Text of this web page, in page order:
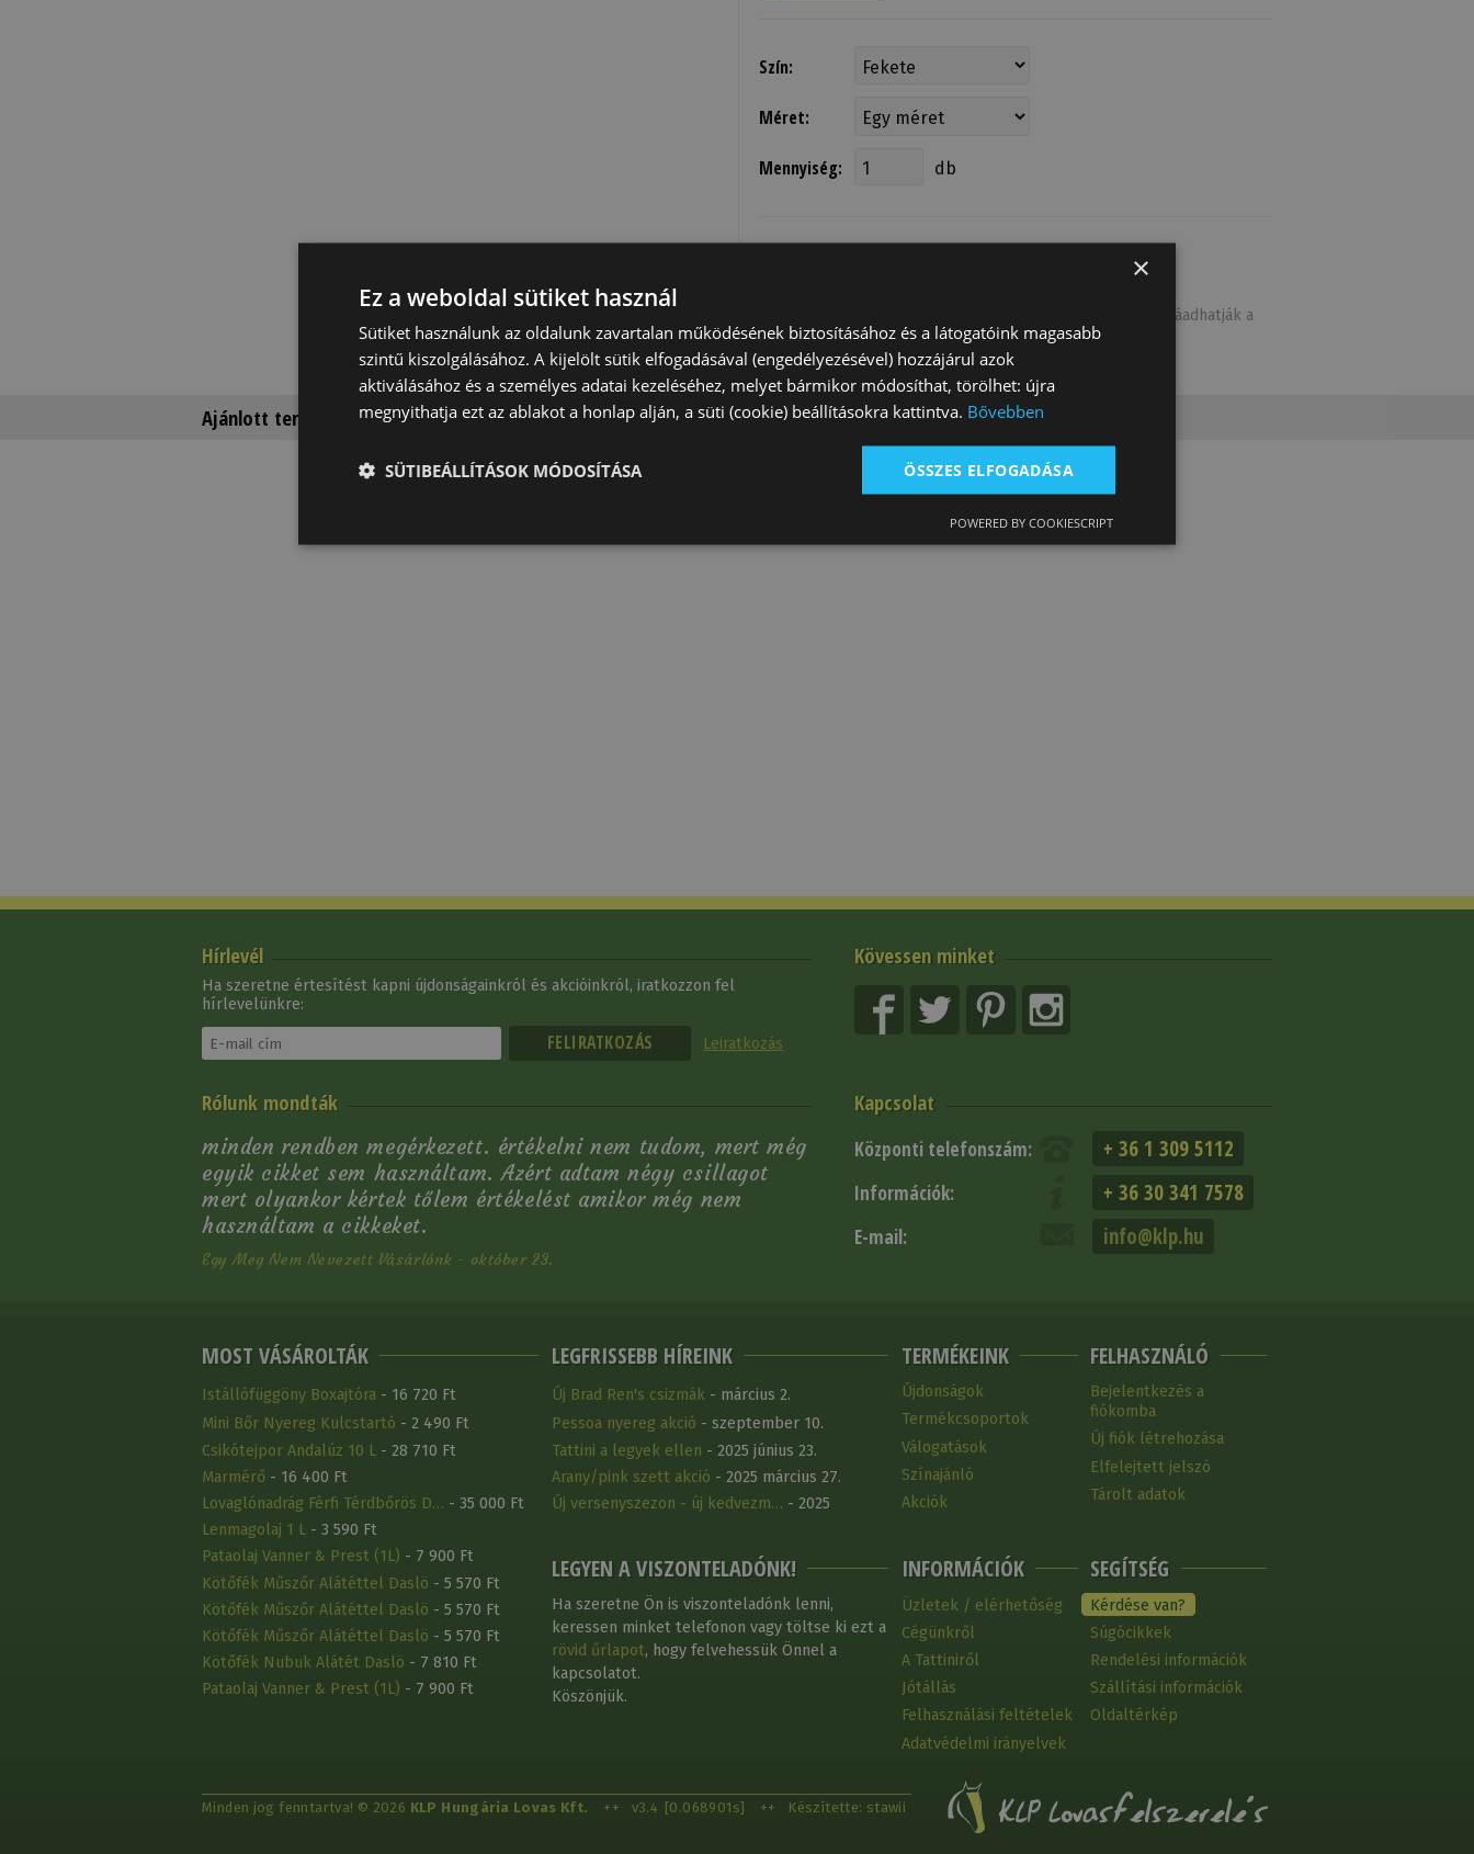
Szín:
Méret:
Mennyiség: db
Bejelentkezett felhasználóink kívánság listájukhoz is hozzáadhatják a
terméket.
Ajánlott termékek
Kövessen minket
Hírlevél
Ha szeretne értesítést kapni újdonságainkról és akcióinkról, iratkozzon fel
hírlevelünkre:
Leiratkozás
Kapcsolat
Központi telefonszám: + 36 1 309 5112
Információk: + 36 30 341 7578
E-mail: info@klp.hu
Rólunk mondták
minden rendben megérkezett. értékelni nem tudom, mert még
egyik cikket sem használtam. Azért adtam négy csillagot
mert olyankor kértek tőlem értékelést amikor még nem
használtam a cikkeket.
Egy Meg Nem Nevezett Vásárlónk - október 23.
MOST VÁSÁROLTÁK
Istállófüggöny Boxajtóra - 16 720 Ft
Mini Bőr Nyereg Kulcstartó - 2 490 Ft
Csikótejpor Andalúz 10 L - 28 710 Ft
Marmérő - 16 400 Ft
Lovaglónadrág Férfi Térdbőrös D… - 35 000 Ft
Lenmagolaj 1 L - 3 590 Ft
Pataolaj Vanner & Prest (1L) - 7 900 Ft
Kötőfék Műszőr Alátéttel Daslö - 5 570 Ft
Kötőfék Műszőr Alátéttel Daslö - 5 570 Ft
Kötőfék Műszőr Alátéttel Daslö - 5 570 Ft
Kötőfék Nubuk Alátét Daslö - 7 810 Ft
Pataolaj Vanner & Prest (1L) - 7 900 Ft
LEGFRISSEBB HÍREINK
Új Brad Ren's csizmák- március 2.
Pessoa nyereg akció - szeptember 10.
Tattini a legyek ellen - 2025 június 23.
Arany/pink szett akció - 2025 március 27.
Új versenyszezon - új kedvezm… - 2025
LEGYEN A VISZONTELADÓNK!
Ha szeretne Ön is viszonteladónk lenni,
keressen minket telefonon vagy töltse ki ezt a
rövid űrlapot, hogy felvehessük Önnel a
kapcsolatot.
Köszönjük.
TERMÉKEINK
Újdonságok
Termékcsoportok
Válogatások
Színajánló
Akciók
INFORMÁCIÓK
Üzletek / elérhetőség
Cégünkről
A Tattiniről
Jótállás
Felhasználási feltételek
Adatvédelmi irányelvek
FELHASZNÁLÓ
Bejelentkezés a
fiókomba
Új fiók létrehozása
Elfelejtett jelszó
Tárolt adatok
SEGÍTSÉG
Kérdése van?
Súgócikkek
Rendelési információk
Szállítási információk
Oldaltérkép
Minden jog fenntartva! © 2026 KLP Hungária Lovas Kft. ++ v3.4 [0.068901s] ++ Készítette: stawii
×
Ez a weboldal sütiket használ
Sütiket használunk az oldalunk zavartalan működésének biztosításához és a látogatóink magasabb
szintű kiszolgálásához. A kijelölt sütik elfogadásával (engedélyezésével) hozzájárul azok
aktiválásához és a személyes adatai kezeléséhez, melyet bármikor módosíthat, törölhet: újra
megnyithatja ezt az ablakot a honlap alján, a süti (cookie) beállításokra kattintva. Bővebben
ÖSSZES ELFOGADÁSA
SÜTIBEÁLLÍTÁSOK MÓDOSÍTÁSA
POWERED BY COOKIESCRIPT